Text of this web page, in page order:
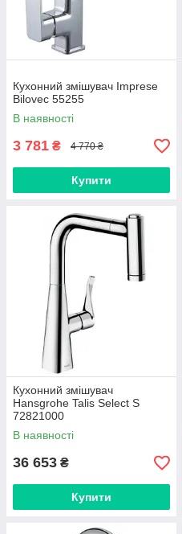
Кухонний змішувач Imprese
Bilovec 55255
В наявності
3 781 ₴ 4 770 ₴
Купити
Кухонний змішувач
Hansgrohe Talis Select S
72821000
В наявності
36 653 ₴
Купити